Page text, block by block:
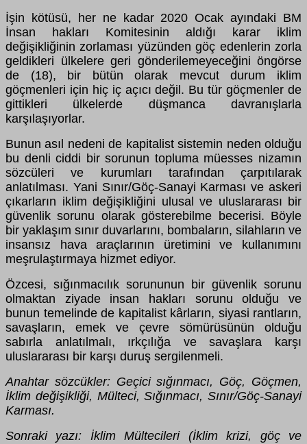
İşin kötüsü, her ne kadar 2020 Ocak ayındaki BM
İnsan hakları Komitesinin aldığı karar iklim
değişikliğinin zorlaması yüzünden göç edenlerin zorla
geldikleri ülkelere geri gönderilemeyeceğini öngörse
de (18), bir bütün olarak mevcut durum iklim
göçmenleri için hiç iç açıcı değil. Bu tür göçmenler de
gittikleri ülkelerde düşmanca davranışlarla
karşılaşıyorlar.
Bunun asıl nedeni de kapitalist sistemin neden olduğu
bu denli ciddi bir sorunun topluma müesses nizamın
sözcüleri ve kurumları tarafından çarpıtılarak
anlatılması. Yani Sınır/Göç-Sanayi Karması ve askeri
çıkarların iklim değişikliğini ulusal ve uluslararası bir
güvenlik sorunu olarak gösterebilme becerisi. Böyle
bir yaklaşım sınır duvarlarını, bombaların, silahların ve
insansız hava araçlarının üretimini ve kullanımını
meşrulaştırmaya hizmet ediyor.
Özcesi, sığınmacılık sorununun bir güvenlik sorunu
olmaktan ziyade insan hakları sorunu olduğu ve
bunun temelinde de kapitalist kârların, siyasi rantların,
savaşların, emek ve çevre sömürüsünün olduğu
sabırla anlatılmalı, ırkçılığa ve savaşlara karşı
uluslararası bir karşı duruş sergilenmeli.
Anahtar sözcükler: Geçici sığınmacı, Göç, Göçmen,
İklim değişikliği, Mülteci, Sığınmacı, Sınır/Göç-Sanayi
Karması.
Sonraki yazı: İklim Mültecileri (İklim krizi, göç ve